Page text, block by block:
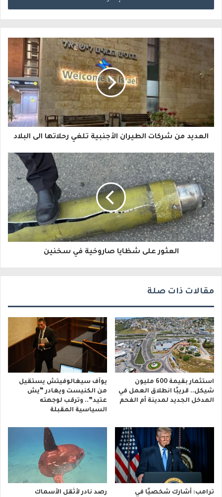
خ
د
ا
إ
ل
ك
ت
ر
ن
العديد من شركات الطيران الأجنبية تلغي رحلاتها الى البلاد
العثور على شظايا صاروخية في سخنين
مقالات ذات صلة
استثمار بقيمة 600 مليون
شيكل.. قريبًا انطلاق العمل في
المدخل الجديد لمدينة أم الفحم
يوآف سيغالوفيتش يستقيل
من الكنيست ويغادر “يش
عتيد”.. وترقب لوجهته
السياسية المقبلة
ترامب: أشارك شخصيًا في
رصد نادر لأثقل الأسماك